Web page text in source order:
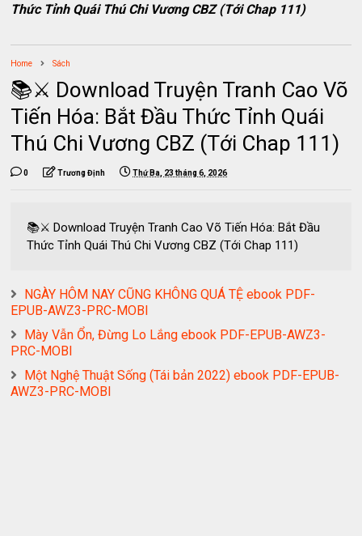
Thức Tỉnh Quái Thú Chi Vương CBZ (Tới Chap 111)
Home Sách
📚⚔️ Download Truyện Tranh Cao Võ
Tiến Hóa: Bắt Đầu Thức Tỉnh Quái
Thú Chi Vương CBZ (Tới Chap 111)
0 Trương Định Thứ Ba, 23 tháng 6, 2026
📚⚔️ Download Truyện Tranh Cao Võ Tiến Hóa: Bắt Đầu
Thức Tỉnh Quái Thú Chi Vương CBZ (Tới Chap 111)
NGÀY HÔM NAY CŨNG KHÔNG QUÁ TỆ ebook PDF-
EPUB-AWZ3-PRC-MOBI
Mày Vẫn Ổn, Đừng Lo Lắng ebook PDF-EPUB-AWZ3-
PRC-MOBI
Một Nghệ Thuật Sống (Tái bản 2022) ebook PDF-EPUB-
AWZ3-PRC-MOBI